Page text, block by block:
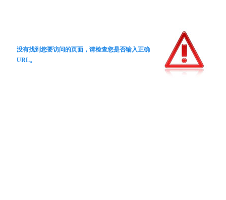
没有找到您要访问的页面，请检查您是否输入正确
URL。